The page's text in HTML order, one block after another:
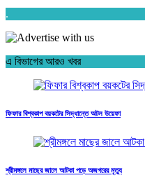
.
এ বিভাগের আরও খবর
ফিফার বিশ্বকাপ বয়কটের সিদ্ধান্তে অটল উয়েফা
শ্রীমঙ্গলে মাছের জালে আটকা পড়ে অজগরের মৃত্যু